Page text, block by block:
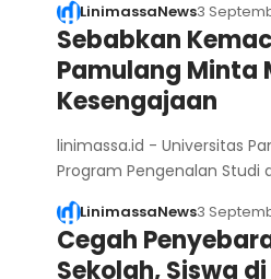
LinimassaNews3
Sebabkan
Pamulang Minta
Kesengajaan
linimassa.id - Universitas
Program Pengenalan Studi
LinimassaNews3
Cegah
Sekolah, Siswa